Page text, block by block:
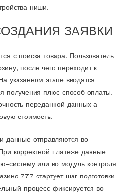
ниши.
ЗАЯВКИ
с поиска товара. Пользователь
после чего переходит к
указанном этапе вводятся
получения плюс способ оплаты.
переданной данных а-
стоимость.
данные отправляются во
корректной платеже данные
систему или во модуль контроля
777 стартует шаг подготовки
процесс фиксируется во